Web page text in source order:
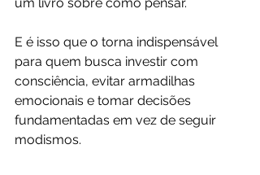
E é isso que o torna indispensável
para quem busca investir com
consciência, evitar armadilhas
emocionais e tomar decisões
fundamentadas em vez de seguir
modismos.